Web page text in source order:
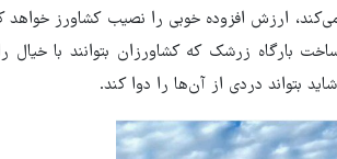
ارزش افزوده خوبی را نصیب کشاورز خواهد
بارگاه زرشک که کشاورزان بتوانند با
بتواند دردی از آن‌ها را دوا کند.